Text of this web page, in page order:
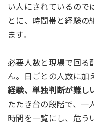
い人にされているので
とに、時間帯と経験の
ます。
必要人数と現場で回る
ん。日ごとの人数に加
経験、単独判断が難し
たたき台の段階で、一
時間を一覧にし、危う